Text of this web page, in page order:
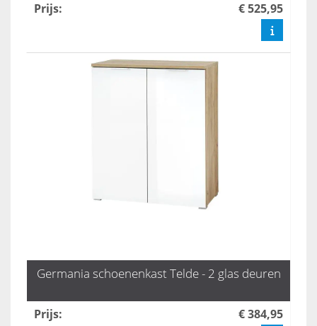
Prijs: € 525,95
Germania schoenenkast Telde - 2 glas deuren
Prijs: € 384,95